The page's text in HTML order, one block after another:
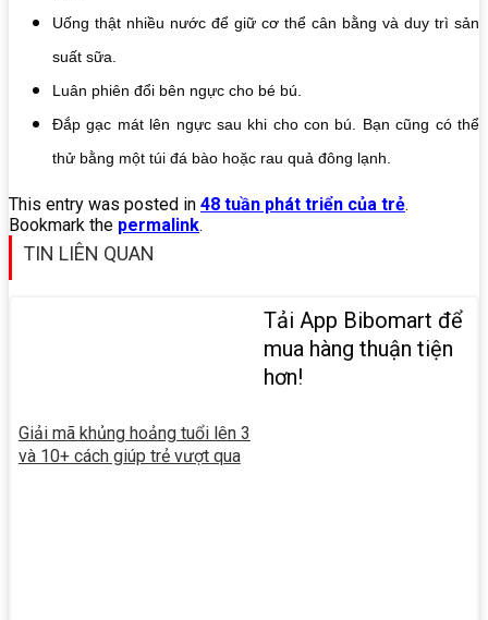
Uống thật nhiều nước để giữ cơ thể cân bằng và duy trì sản
suất sữa.
Luân phiên đổi bên ngực cho bé bú.
Đắp gạc mát lên ngực sau khi cho con bú. Bạn cũng có thể
thử bằng một túi đá bào hoặc rau quả đông lạnh.
This entry was posted in 48 tuần phát triển của trẻ.
Bookmark the permalink.
TIN LIÊN QUAN
Giải mã khủng hoảng tuổi lên 3
và 10+ cách giúp trẻ vượt qua
Tải App Bibomart để
mua hàng thuận tiện
hơn!